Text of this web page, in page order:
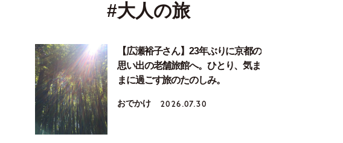
#大人の旅
【広瀬裕子さん】23年ぶりに京都の
思い出の老舗旅館へ。ひとり、気ま
まに過ごす旅のたのしみ。
おでかけ 2026.07.30